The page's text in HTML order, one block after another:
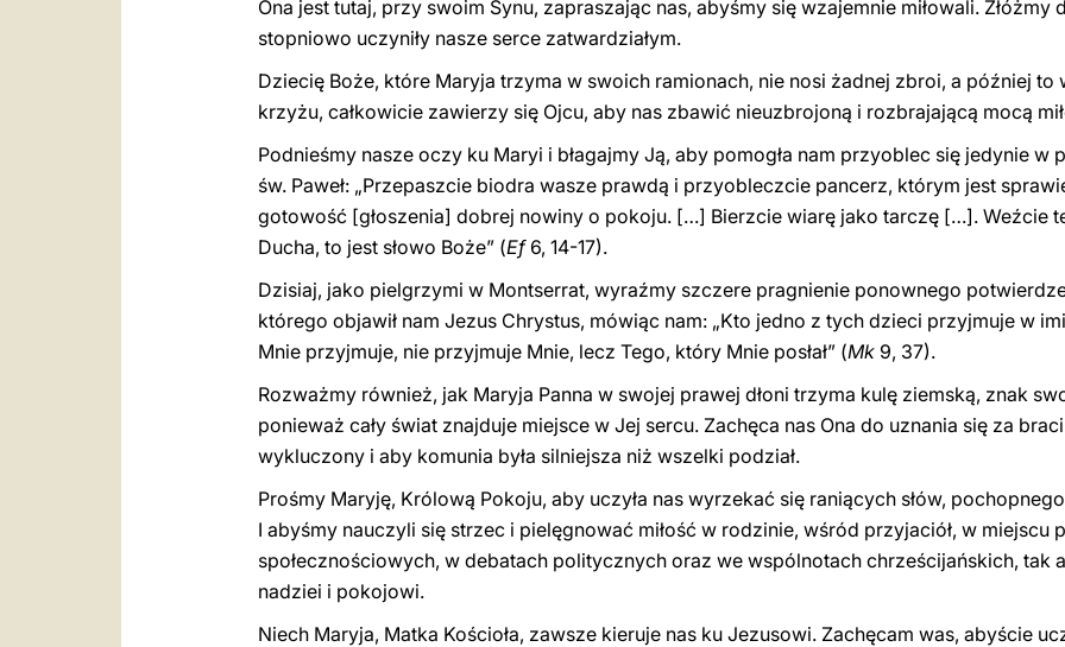
Ona jest tutaj, przy swoim Synu, zapraszając nas, abyśmy się wzajemnie miłowali.
stopniowo uczyniły nasze serce zatwardziałym.
Dziecię Boże, które Maryja trzyma w swoich ramionach, nie nosi żadnej zbroi, a później to
krzyżu, całkowicie zawierzy się Ojcu, aby nas zbawić nieuzbrojoną i rozbrajającą mocą
Podnieśmy nasze oczy ku Maryi i błagajmy Ją, aby pomogła nam przyoblec się jedynie w
św. Paweł: „Przepaszcie biodra wasze prawdą i przyobleczcie pancerz, którym jest
gotowość [głoszenia] dobrej nowiny o pokoju. […] Bierzcie wiarę jako tarczę […]. Weźcie
Ducha, to jest słowo Boże” (Ef6, 14-17).
Dzisiaj, jako pielgrzymi w Montserrat, wyraźmy szczere pragnienie ponownego
którego objawił nam Jezus Chrystus, mówiąc nam: „Kto jedno z tych dzieci przyjmuje w
Mnie przyjmuje, nie przyjmuje Mnie, lecz Tego, który Mnie posłał” (Mk 9, 37).
Rozważmy również, jak Maryja Panna w swojej prawej dłoni trzyma kulę ziemską, znak
ponieważ cały świat znajduje miejsce w Jej sercu. Zachęca nas Ona do uznania się za
wykluczony i aby komunia była silniejsza niż wszelki podział.
Prośmy Maryję, Królową Pokoju, aby uczyła nas wyrzekać się raniących słów,
I abyśmy nauczyli się strzec i pielęgnować miłość w rodzinie, wśród przyjaciół, w miejscu
społecznościowych, w debatach politycznych oraz we wspólnotach chrześcijańskich, tak
nadziei i pokojowi.
Niech Maryja, Matka Kościoła, zawsze kieruje nas ku Jezusowi. Zachęcam was, abyście